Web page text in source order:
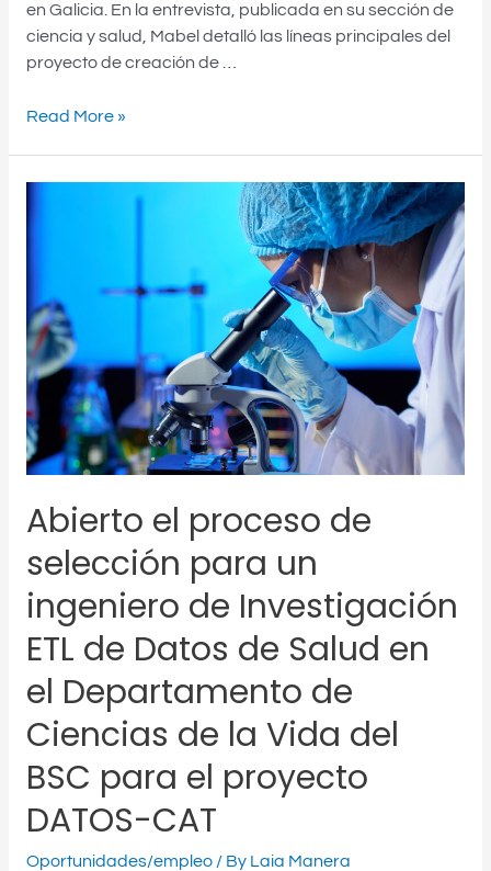
en Galicia. En la entrevista, publicada en su sección de
ciencia y salud, Mabel detalló las líneas principales del
proyecto de creación de …
Read More »
Abierto el proceso de
selección para un
ingeniero de Investigación
ETL de Datos de Salud en
el Departamento de
Ciencias de la Vida del
BSC para el proyecto
DATOS-CAT
Oportunidades/empleo/ By Laia Manera
selección
para
un
ingeniero
de
Investigación
ETL
Datos
de
Salud
en
el
Departamento
Ciencias
de
la
Vida
BSC
para